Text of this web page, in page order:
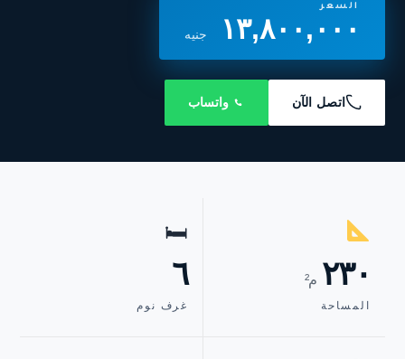
السعر
١٣,٨٠٠,٠٠٠ جنيه
اتصل الآن واتساب
٢٣٠ م²
المساحة
🛏
٦
غرف نوم